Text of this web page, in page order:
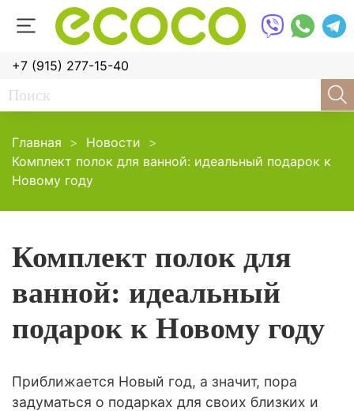
+7 (915) 277-15-40
Главная
Новости
Комплект полок для ванной: идеальный подарок к
Новому году
Комплект полок для
ванной: идеальный
подарок к Новому году
Приближается Новый год, а значит, пора
задуматься о подарках для своих близких и